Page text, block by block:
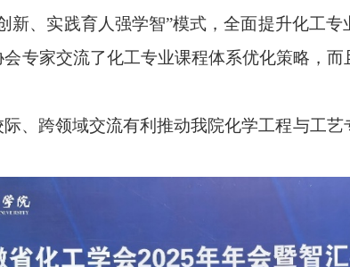
新、实践育人强学智”模式，全面提升化工
专家交流了化工专业课程体系优化策略，
、跨领域交流有利推动我院化学工程与工